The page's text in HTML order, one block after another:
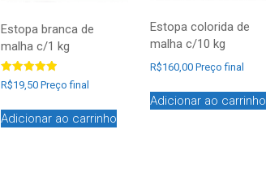
Estopa branca de
malha c/1 kg
Avaliação
5.00
R$19,50 Preço final
Adicionar ao carrinho
Estopa colorida de
malha c/10 kg
R$160,00 Preço final
Adicionar ao carrinho